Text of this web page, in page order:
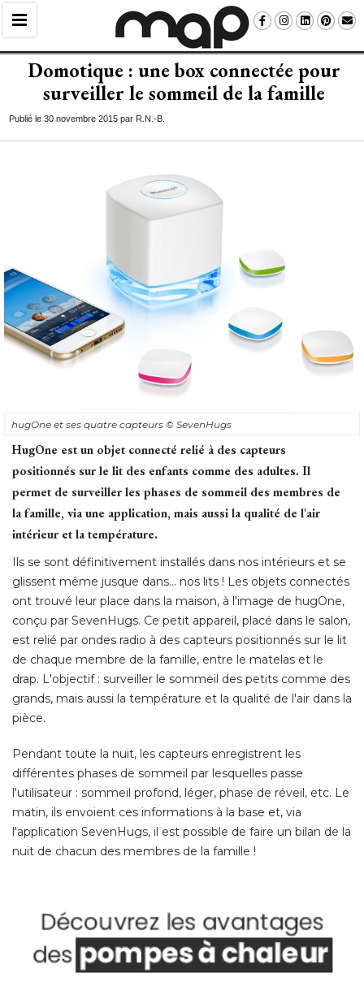
Domotique : une box connectée pour
surveiller le sommeil de la famille
Publié le 30 novembre 2015 par R.N.-B.
hugOne et ses quatre capteurs © SevenHugs
HugOne est un objet connecté relié à des capteurs
positionnés sur le lit des enfants comme des adultes. Il
permet de surveiller les phases de sommeil des membres de
la famille, via une application, mais aussi la qualité de l'air
intérieur et la température.
Ils se sont définitivement installés dans nos intérieurs et se
glissent même jusque dans... nos lits ! Les objets connectés
ont trouvé leur place dans la maison, à l'image de hugOne,
conçu par SevenHugs. Ce petit appareil, placé dans le salon,
est relié par ondes radio à des capteurs positionnés sur le lit
de chaque membre de la famille, entre le matelas et le
drap. L'objectif : surveiller le sommeil des petits comme des
grands, mais aussi la température et la qualité de l'air dans la
pièce.
Pendant toute la nuit, les capteurs enregistrent les
différentes phases de sommeil par lesquelles passe
l'utilisateur : sommeil profond, léger, phase de réveil, etc. Le
matin, ils envoient ces informations à la base et, via
l'application SevenHugs, il est possible de faire un bilan de la
nuit de chacun des membres de la famille !